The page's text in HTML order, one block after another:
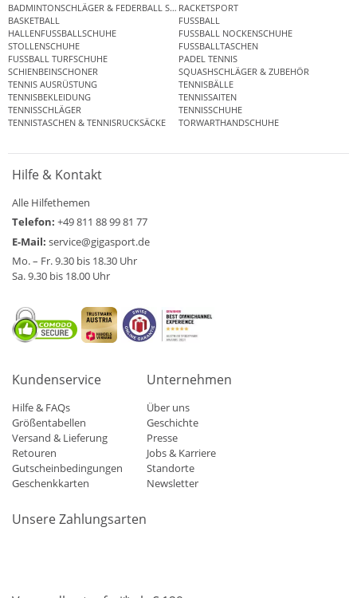
BADMINTONSCHLÄGER & FEDERBALL SETSRACKETSPORT
BASKETBALL
FUSSBALL
HALLENFUSSBALLSCHUHE
FUSSBALL NOCKENSCHUHE
STOLLENSCHUHE
FUSSBALLTASCHEN
FUSSBALL TURFSCHUHE
PADEL TENNIS
SCHIENBEINSCHONER
SQUASHSCHLÄGER & ZUBEHÖR
TENNIS AUSRÜSTUNG
TENNISBÄLLE
TENNISBEKLEIDUNG
TENNISSAITEN
TENNISSCHLÄGER
TENNISSCHUHE
TENNISTASCHEN & TENNISRUCKSÄCKE
TORWARTHANDSCHUHE
Hilfe & Kontakt
Alle Hilfethemen
Telefon: +49 811 88 99 81 77
E-Mail: service@gigasport.de
Mo. – Fr. 9.30 bis 18.30 Uhr
Sa. 9.30 bis 18.00 Uhr
Kundenservice
Hilfe & FAQs
Größentabellen
Versand & Lieferung
Retouren
Gutscheinbedingungen
Geschenkkarten
Unternehmen
Über uns
Geschichte
Presse
Jobs & Karriere
Standorte
Newsletter
Unsere Zahlungsarten